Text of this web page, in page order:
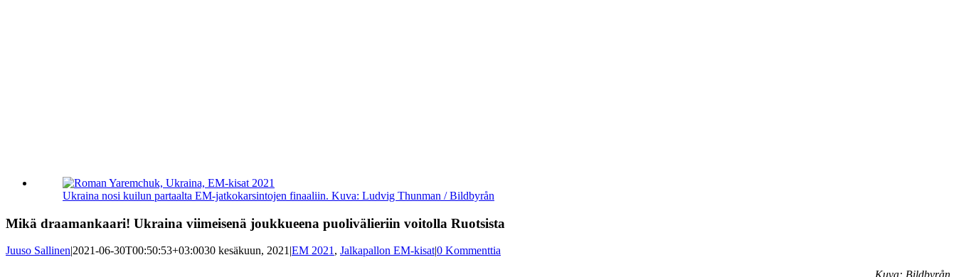
Ukraina nosi kuilun partaalta EM-jatkokarsintojen finaaliin. Kuva: Ludvig Thunman / Bildbyrån
Mikä draamankaari! Ukraina viimeisenä joukkueena puolivälieriin voitolla Ruotsista
Juuso Sallinen|2021-06-30T00:50:53+03:0030 kesäkuun, 2021|EM 2021, Jalkapallon EM-kisat|0 Kommenttia